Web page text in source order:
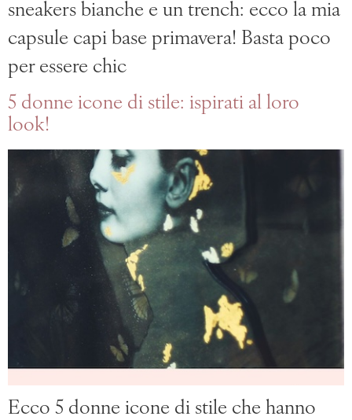
sneakers bianche e un trench: ecco la mia
capsule capi base primavera! Basta poco
per essere chic
5 donne icone di stile: ispirati al loro
look!
Ecco 5 donne icone di stile che hanno